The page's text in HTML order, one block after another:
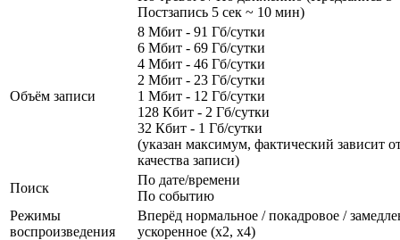
Постзапись 5 сек ~ 10 мин)
Объём записи
8 Мбит - 91 Гб/сутки
6 Мбит - 69 Гб/сутки
4 Мбит - 46 Гб/сутки
2 Мбит - 23 Гб/сутки
1 Мбит - 12 Гб/сутки
128 Кбит - 2 Гб/сутки
32 Кбит - 1 Гб/сутки
(указан максимум, фактический зависит
качества записи)
Поиск
По дате/времени
По событию
Режимы
воспроизведения
Вперёд нормальное / покадровое /
ускоренное (х2, х4)